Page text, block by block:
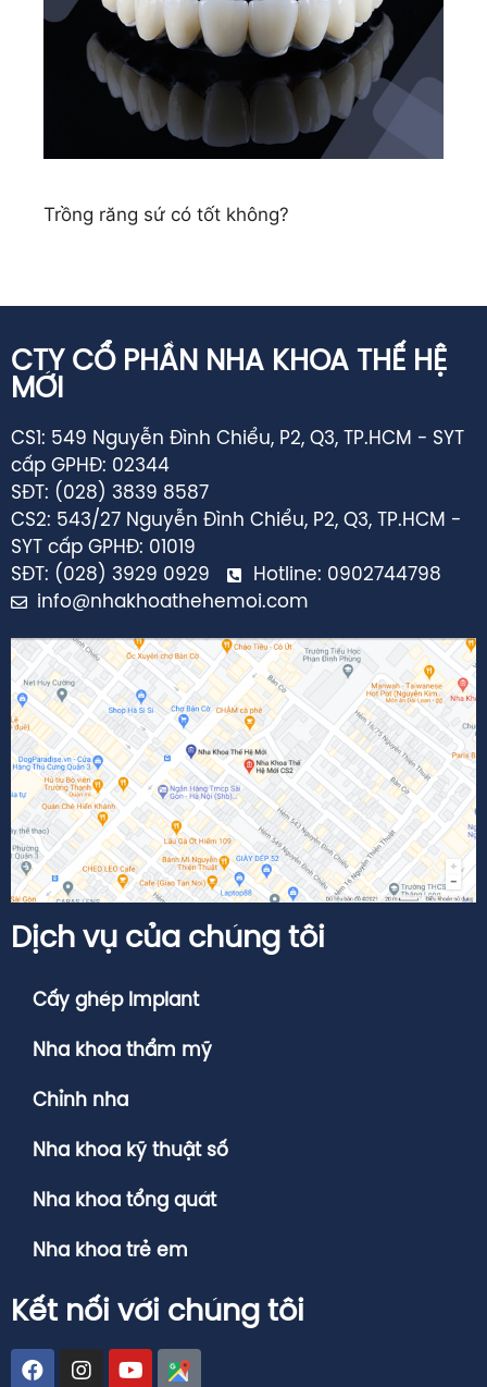
Trồng răng sứ có tốt không?
CTY CỔ PHẦN NHA KHOA THẾ HỆ
MỚI
CS1: 549 Nguyễn Đình Chiểu, P2, Q3, TP.HCM - SYT
cấp GPHĐ: 02344
SĐT: (028) 3839 8587
CS2: 543/27 Nguyễn Đình Chiểu, P2, Q3, TP.HCM -
SYT cấp GPHĐ: 01019
SĐT: (028) 3929 0929
Hotline: 0902744798
info@nhakhoathehemoi.com
Dịch vụ của chúng tôi
Cấy ghép Implant
Nha khoa thẩm mỹ
Chỉnh nha
Nha khoa kỹ thuật số
Nha khoa tổng quát
Nha khoa trẻ em
Kết nối với chúng tôi